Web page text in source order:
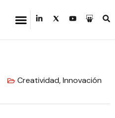
Creatividad,Innovación